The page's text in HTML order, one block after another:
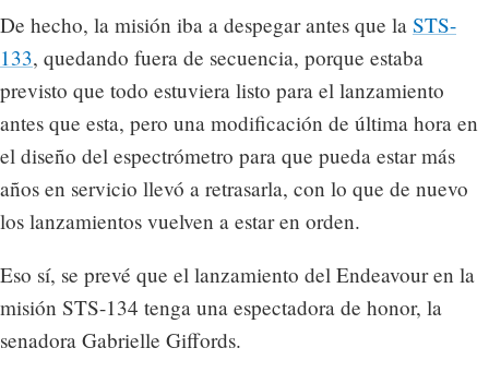
De hecho, la misión iba a despegar antes que la STS-
133, quedando fuera de secuencia, porque estaba
previsto que todo estuviera listo para el lanzamiento
antes que esta, pero una modificación de última hora en
el diseño del espectrómetro para que pueda estar más
años en servicio llevó a retrasarla, con lo que de nuevo
los lanzamientos vuelven a estar en orden.
Eso sí, se prevé que el lanzamiento del Endeavour en la
misión STS-134 tenga una espectadora de honor, la
senadora Gabrielle Giffords.